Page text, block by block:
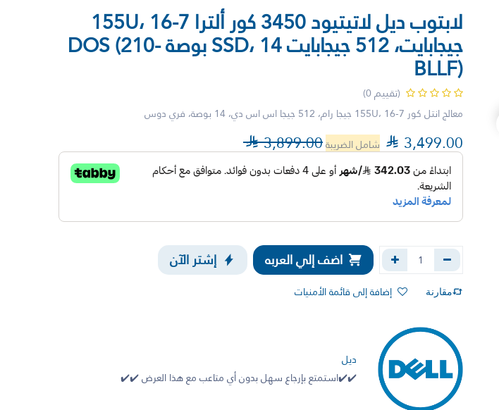
لابتوب ديل لاتيتيود 3450 كور ألترا 7-155U، 16
جيجابايت، 512 جيجابايت SSD، 14 بوصة DOS (210-
BLLF)
(تقييم 0)
معالج انتل كور 7-155U، 16 جيجا رام، 512 جيجا اس اس دي، 14 بوصة، فري دوس
 3,499.00 شامل الضريبة 3,899.00
اضف إلي العربه إشتر الآن
مقارنة إضافة إلى قائمة الأمنيات
ديل
✔️✔️استمتع بإرجاع سهل بدون أي متاعب مع هذا العرض ✔️✔️